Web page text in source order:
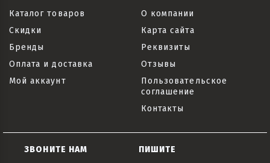
Каталог товаров
Скидки
Бренды
Оплата и доставка
Мой аккаунт
О компании
Карта сайта
Реквизиты
Отзывы
Пользовательское
соглашение
Контакты
ЗВОНИТЕ НАМ
ПИШИТЕ